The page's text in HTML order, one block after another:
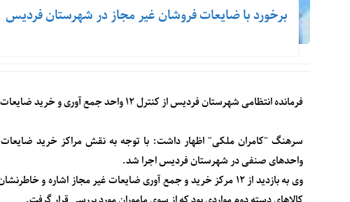
برخورد با ضایعات فروشان غیر مجاز در شهرستان فردیس
فرمانده انتظامی شهرستان فردیس از کنترل ۱۲ واحد جمع آوری و خرید ضایعات در فردیس خبر داد .
سرهنگ "کامران ملکی" اظهار داشت: با توجه به نقش مراکز خرید ضایعات
واحدهای صنفی در شهرستان فردیس اجرا شد.
وی به بازدید از ۱۲ مرکز خرید و جمع آوری ضایعات غیر مجاز